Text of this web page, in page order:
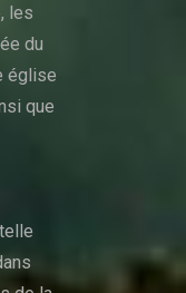
les
du
église
que